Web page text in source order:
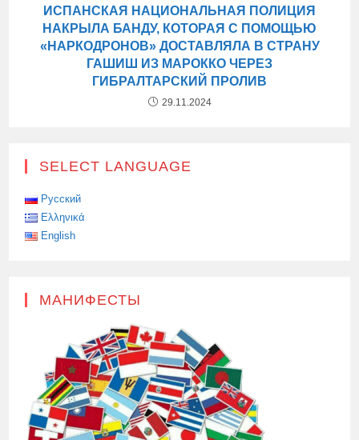
ИСПАНСКАЯ НАЦИОНАЛЬНАЯ ПОЛИЦИЯ
НАКРЫЛА БАНДУ, КОТОРАЯ С ПОМОЩЬЮ
«НАРКОДРОНОВ» ДОСТАВЛЯЛА В СТРАНУ
ГАШИШ ИЗ МАРОККО ЧЕРЕЗ
ГИБРАЛТАРСКИЙ ПРОЛИВ
29.11.2024
SELECT LANGUAGE
Русский
Ελληνικά
English
МАНИФЕСТЫ